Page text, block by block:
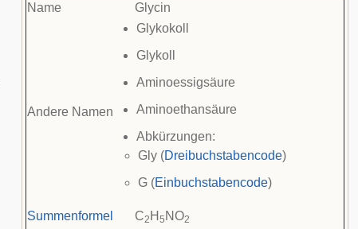
Name
Glycin
Andere Namen
Glykokoll
Glykoll
Aminoessigsäure
Aminoethansäure
Abkürzungen:
Gly (Dreibuchstabencode)
G (Einbuchstabencode)
Summenformel C2 H 5 NO2